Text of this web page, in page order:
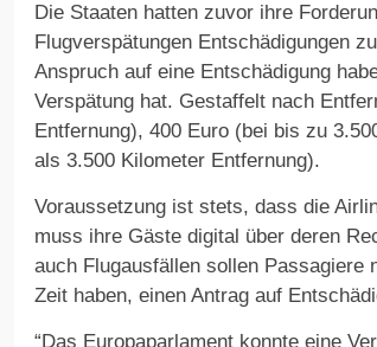
Die Staaten hatten zuvor ihre
Flugverspätungen Entschädigungen
Anspruch auf eine Entschädigung
Verspätung hat. Gestaffelt nach
Entfernung), 400 Euro (bei bis zu
als 3.500 Kilometer Entfernung).
Voraussetzung ist stets, dass die
muss ihre Gäste digital über deren
auch Flugausfällen sollen Passagiere
Zeit haben, einen Antrag auf
“Das Europaparlament konnte eine